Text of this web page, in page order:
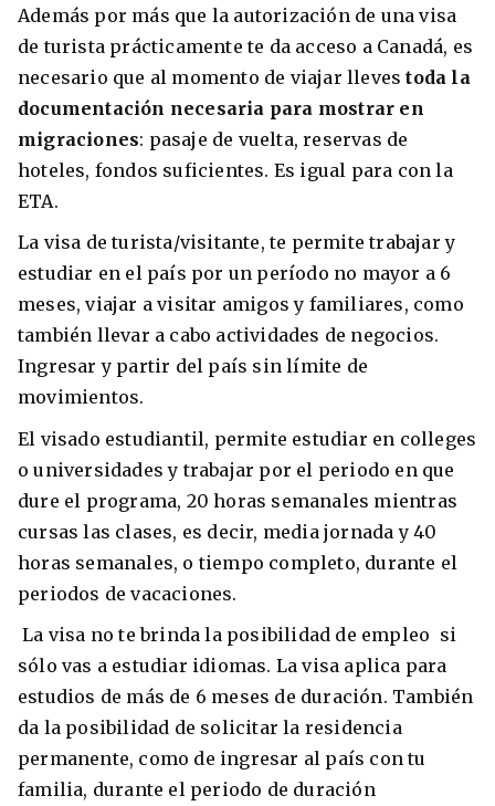
Además por más que la autorización de una visa
de turista prácticamente te da acceso a Canadá, es
necesario que al momento de viajar llevestoda la
documentación necesaria para mostrar en
migraciones: pasaje de vuelta, reservas de
hoteles, fondos suficientes. Es igual para con la
ETA.
La visa de turista/visitante, te permite trabajar y
estudiar en el país por un período no mayor a 6
meses, viajar a visitar amigos y familiares, como
también llevar a cabo actividades de negocios.
Ingresar y partir del país sin límite de
movimientos.
El visado estudiantil, permite estudiar en colleges
o universidades y trabajar por el periodo en que
dure el programa, 20 horas semanales mientras
cursas las clases, es decir, media jornada y 40
horas semanales, o tiempo completo, durante el
periodos de vacaciones.
La visa no te brinda la posibilidad de empleo si
sólo vas a estudiar idiomas. La visa aplica para
estudios de más de 6 meses de duración. También
da la posibilidad de solicitar la residencia
permanente, como de ingresar al país con tu
familia, durante el periodo de duración